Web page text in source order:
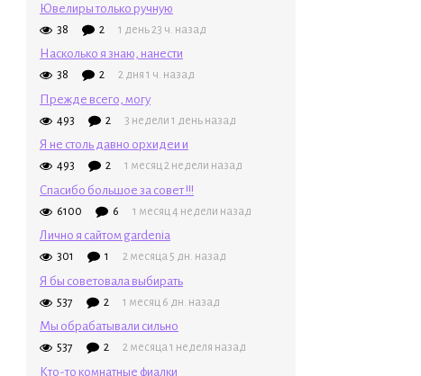
Ювелиры только ручную
38 2 1 день 23 ч. назад
Насколько я знаю, нанести
38 2 2 дня 1 ч. назад
Прежде всего, могу
493 2 3 недели 1 день назад
Я не столь давно орхидеи и
493 2 1 месяц 2 недели назад
Спасибо большое за совет !!!
6100 6 1 месяц 4 недели назад
Лично я сайтом gardenia
301 1 2 месяца 5 дн. назад
Я бы советовала выбирать
537 2 1 месяц 6 дн. назад
Мы обрабатывали сильно
537 2 2 месяца 1 неделя назад
Кто-то комнатные фиалки